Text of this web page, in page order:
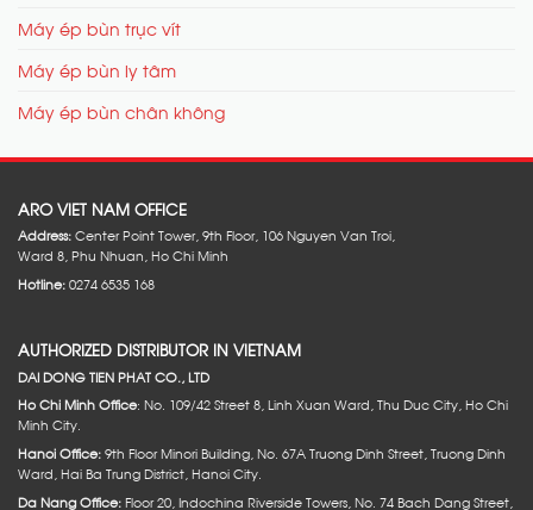
Máy ép bùn trục vít
Máy ép bùn ly tâm
Máy ép bùn chân không
ARO VIET NAM OFFICE
Address:Center Point Tower, 9th Floor, 106 Nguyen Van Troi,
Ward 8, Phu Nhuan, Ho Chi Minh
Hotline:0274 6535 168
AUTHORIZED DISTRIBUTOR IN VIETNAM
DAI DONG TIEN PHAT CO., LTD
Ho Chi Minh Office: No. 109/42 Street 8, Linh Xuan Ward, Thu Duc City, Ho Chi
Minh City.
Hanoi Office:9th Floor Minori Building, No. 67A Truong Dinh Street, Truong Dinh
Ward, Hai Ba Trung District, Hanoi City.
Da Nang Office:Floor 20, Indochina Riverside Towers, No. 74 Bach Dang Street,